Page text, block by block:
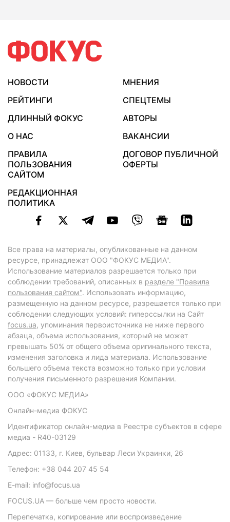
НОВОСТИ
МНЕНИЯ
РЕЙТИНГИ
СПЕЦТЕМЫ
ДЛИННЫЙ ФОКУС
АВТОРЫ
О НАС
ВАКАНСИИ
ПРАВИЛА
ПОЛЬЗОВАНИЯ
САЙТОМ
ДОГОВОР ПУБЛИЧНОЙ
ОФЕРТЫ
РЕДАКЦИОННАЯ
ПОЛИТИКА
Все права на материалы, опубликованные на данном
ресурсе, принадлежат ООО "ФОКУС МЕДИА".
Использование материалов разрешается только при
соблюдении требований, описанных в разделе "Правила
пользования сайтом". Использовать информацию,
размещенную на данном ресурсе, разрешается только при
соблюдении следующих условий: гиперссылки на Сайт
focus.ua, упоминания первоисточника не ниже первого
абзаца, объема использования, который не может
превышать 50% от общего объема оригинального текста,
изменения заголовка и лида материала. Использование
большего объема текста возможно только при условии
получения письменного разрешения Компании.
ООО «ФОКУС МЕДИА»
Онлайн-медиа ФОКУС
Идентификатор онлайн-медиа в Реестре субъектов в сфере
медиа - R40-03129
Адрес: 01133, г. Киев, бульвар Леси Украинки, 26
Телефон: +38 044 207 45 54
E-mail: info@focus.ua
FOCUS.UA — больше чем просто новости.
Перепечатка, копирование или воспроизведение